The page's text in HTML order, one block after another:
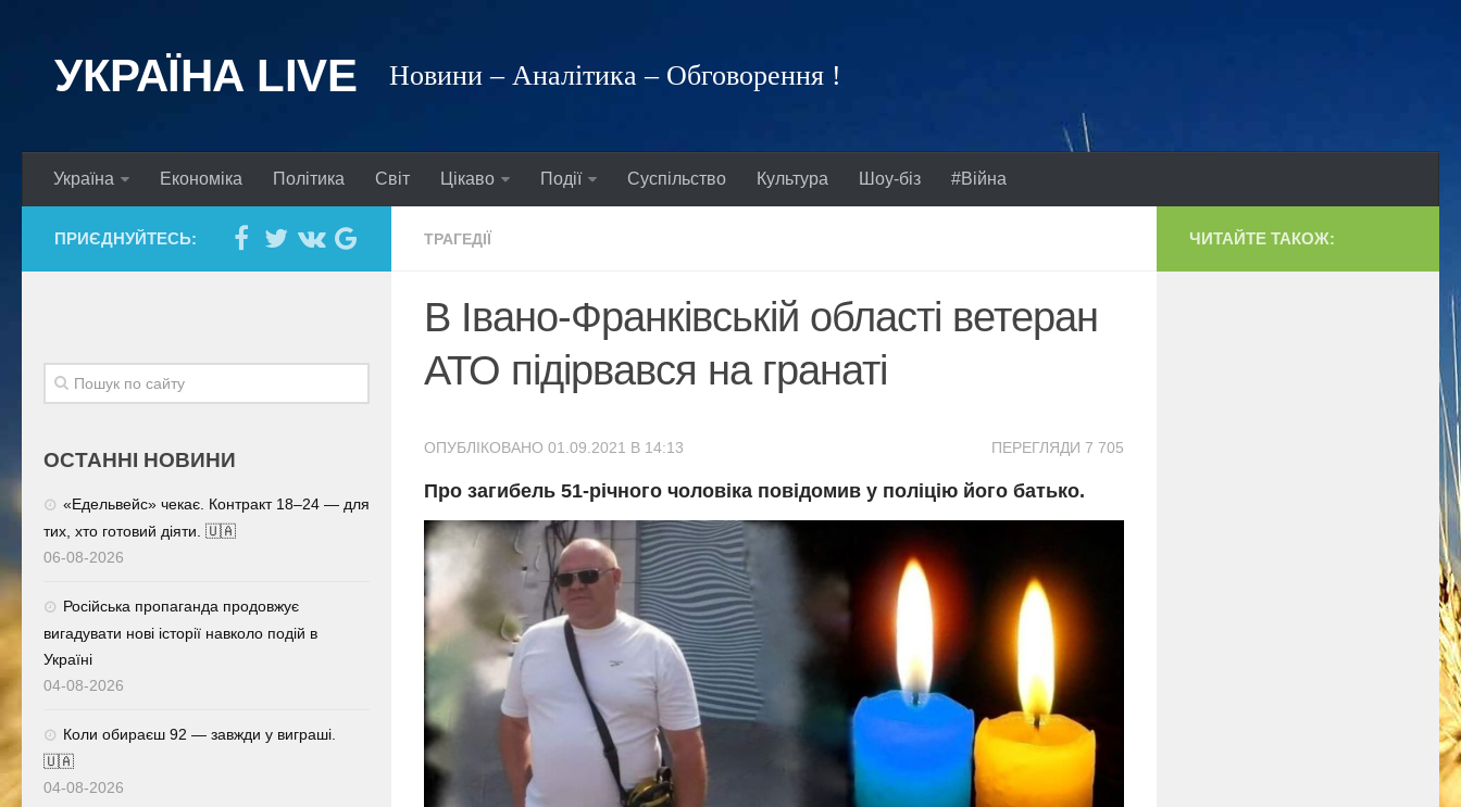
УКРАЇНА LIVE Новини – Аналітика – Обговорення !
Україна Економіка Політика Світ Цікаво Події Суспільство Культура Шоу-біз #Війна
ТРАГЕДІЇ
В Івано-Франківській області ветеран
АТО підірвався на гранаті
ПЕРЕГЛЯДИ 7 705
ОПУБЛІКОВАНО 01.09.2021 В 14:13
Про загибель 51-річного чоловіка повідомив у поліцію його батько.
ПРИЄДНУЙТЕСЬ:
ОСТАННІ НОВИНИ
«Едельвейс» чекає. Контракт 18–24 — для
тих, хто готовий діяти. 🇺🇦
06-08-2026
Російська пропаганда продовжує
вигадувати нові історії навколо подій в
Україні
04-08-2026
Коли обираєш 92 — завжди у виграші.
🇺🇦
04-08-2026
ЧИТАЙТЕ ТАКОЖ: